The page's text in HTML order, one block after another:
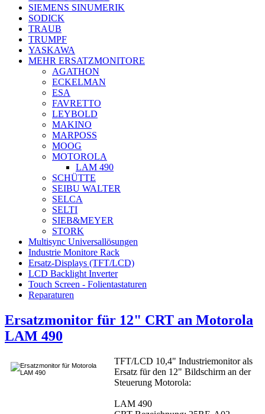
SIEMENS SINUMERIK
SODICK
TRAUB
TRUMPF
YASKAWA
MEHR ERSATZMONITORE
AGATHON
ECKELMAN
ESA
FAVRETTO
LEYBOLD
MAKINO
MARPOSS
MOOG
MOTOROLA
LAM 490
SCHÜTTE
SEIBU WALTER
SELCA
SELTI
SIEB&MEYER
STORK
Multisync Universallösungen
Industrie Monitore Rack
Ersatz-Displays (TFT/LCD)
LCD Backlight Inverter
Touch Screen - Folientastaturen
Reparaturen
Ersatzmonitor für 12" CRT an Motorola
LAM 490
TFT/LCD 10,4" Industriemonitor als
Ersatz für den 12" Bildschirm an der
Steuerung Motorola:
LAM 490